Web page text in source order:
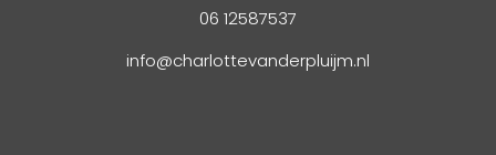
06 12587537
info@charlottevanderpluijm.nl